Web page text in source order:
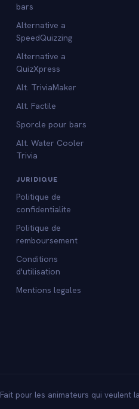
bars
Alternative a
SpeedQuizzing
Alternative a
QuizXpress
Alt. TriviaMaker
Alt. Factile
Sporcle pour bars
Alt. Water Cooler
Trivia
JURIDIQUE
Politique de
confidentialite
Politique de
remboursement
Conditions
d'utilisation
Mentions legales
Fait pour les animateurs qui veulent